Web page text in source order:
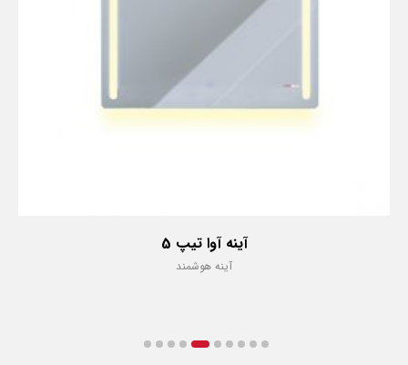
آینه آوا تیپ 5
آینه هوشمند